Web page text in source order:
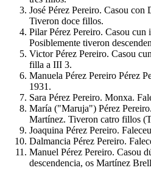
José Pérez Pereiro. Casou
Tiveron doce fillos.
Pilar Pérez Pereiro. Casou cun
Posiblemente tiveron
Victor Pérez Pereiro. Casou
filla a III 3.
Manuela Pérez Pereiro Pérez
1931.
Sara Pérez Pereiro. Monxa.
María ("Maruja") Pérez
Martínez. Tiveron catro fillos
Joaquina Pérez Pereiro.
Dalmancia Pérez Pereiro.
Manuel Pérez Pereiro. Casou
descendencia, os Martínez